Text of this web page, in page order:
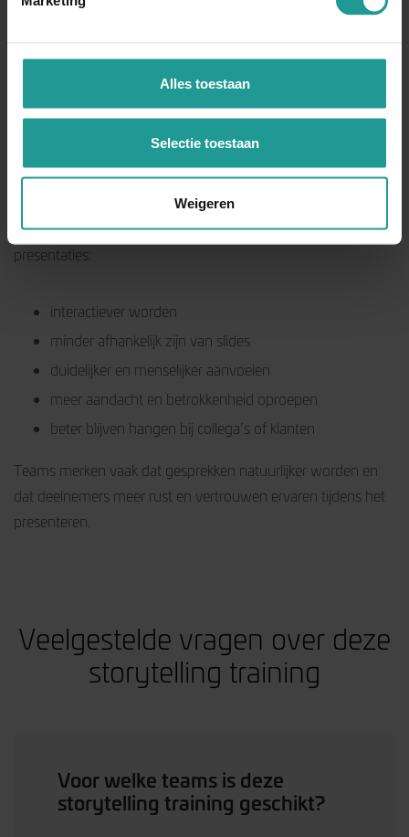
Alles toestaan
Selectie toestaan
Weigeren
Wat organisaties vaak teruggeven na
de training
Na afloop van de training horen we regelmatig dat
presentaties:
interactiever worden
minder afhankelijk zijn van slides
duidelijker en menselijker aanvoelen
meer aandacht en betrokkenheid oproepen
beter blijven hangen bij collega’s of klanten
Teams merken vaak dat gesprekken natuurlijker worden en
dat deelnemers meer rust en vertrouwen ervaren tijdens het
presenteren.
Veelgestelde vragen over deze
storytelling training
Voor welke teams is deze
storytelling training geschikt?